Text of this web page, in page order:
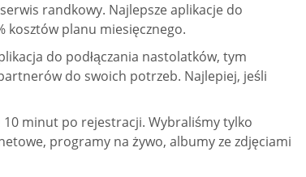
randkowy. Najlepsze aplikacje do
kosztów planu miesięcznego.
do podłączania nastolatków, tym
do swoich potrzeb. Najlepiej, jeśli
minut po rejestracji. Wybraliśmy tylko
programy na żywo, albumy ze zdjęciami